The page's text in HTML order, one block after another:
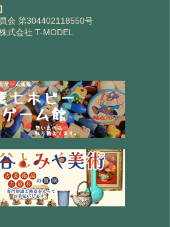
会 第304402118550号
式会社 T-MODEL